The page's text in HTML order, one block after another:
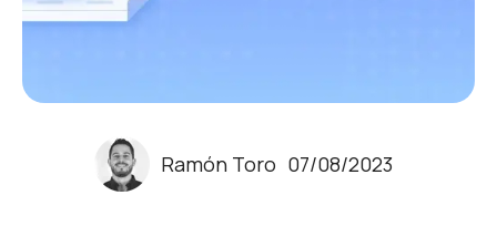
Ramón Toro 07/08/2023